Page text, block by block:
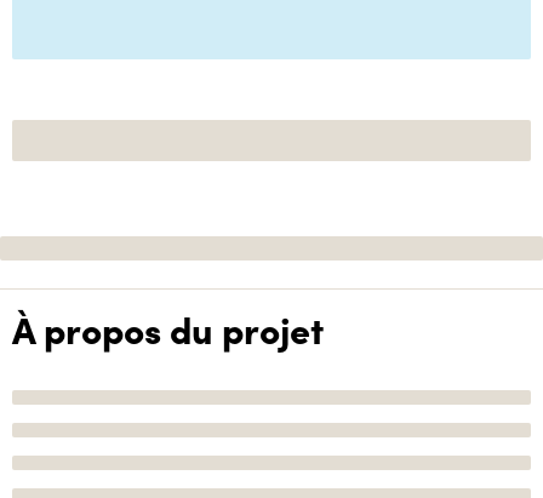
À propos du projet